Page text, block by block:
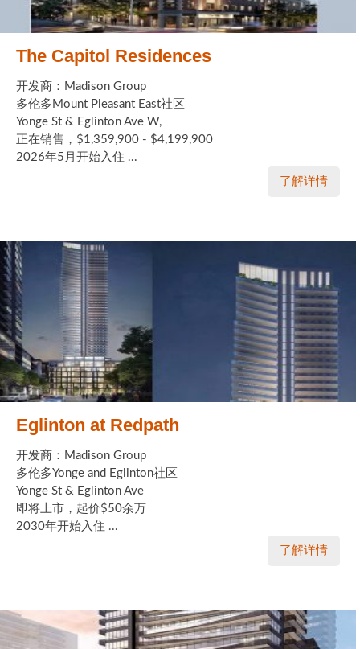
The Capitol Residences
开发商：Madison Group
多伦多Mount Pleasant East社区
Yonge St & Eglinton Ave W,
正在销售，$1,359,900 - $4,199,900
2026年5月开始入住 ...
了解详情
Eglinton at Redpath
开发商：Madison Group
多伦多Yonge and Eglinton社区
Yonge St & Eglinton Ave
即将上市，起价$50余万
2030年开始入住 ...
了解详情